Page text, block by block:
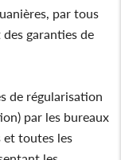
par tous
garanties de
de régularisation
par les bureaux
et toutes les